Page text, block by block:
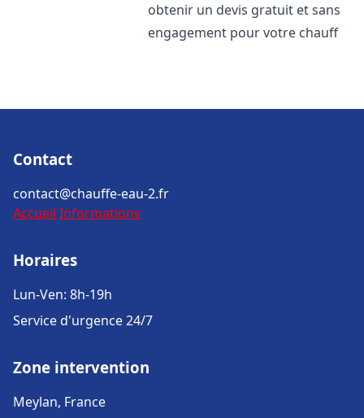
obtenir un devis gratuit et sans
engagement pour votre chauff
Contact
contact@chauffe-eau-2.fr
Accueil Informations
Horaires
Lun-Ven: 8h-19h
Service d'urgence 24/7
Zone intervention
Meylan, France